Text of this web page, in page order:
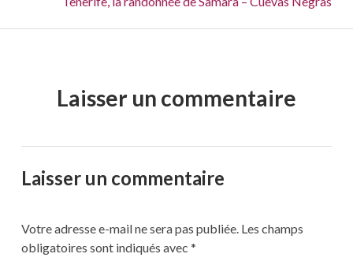
Laisser un commentaire
Laisser un commentaire
Votre adresse e-mail ne sera pas publiée. Les champs
obligatoires sont indiqués avec *